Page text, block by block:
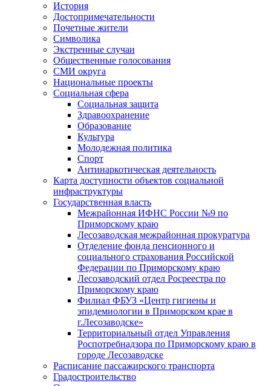
История
Достопримечательности
Почетные жители
Символика
Экстренные случаи
Общественные голосования
СМИ округа
Национальные проекты
Социальная сфера
Социальная защита
Здравоохранение
Образование
Культура
Молодежная политика
Спорт
Антинаркотическая деятельность
Карта доступности объектов социальной
инфраструктуры
Государственная власть
Межрайонная ИФНС России №9 по
Приморскому краю
Лесозаводская межрайонная прокуратура
Отделение фонда пенсионного и
социального страхования Российской
Федерации по Приморскому краю
Лесозаводский отдел Росреестра по
Приморскому краю
Филиал ФБУЗ «Центр гигиены и
эпидемиологии в Приморском крае в
г.Лесозаводске»
Территориальный отдел Управления
Роспотребнадзора по Приморскому краю в
городе Лесозаводске
Расписание пассажирского транспорта
Градостроительство